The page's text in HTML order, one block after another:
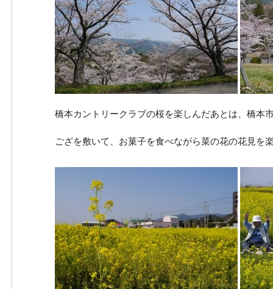
橋本カントリークラブの桜を楽しんだあとは、橋本
ござを敷いて、お菓子を食べながら菜の花の花見を